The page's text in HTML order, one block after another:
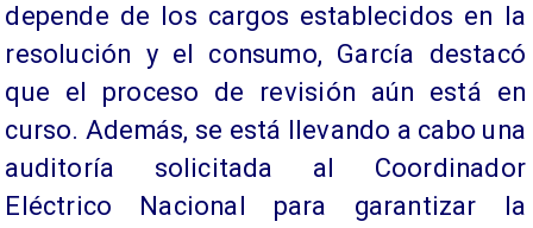
depende de los cargos establecidos en la
resolución y el consumo, García destacó
que el proceso de revisión aún está en
curso. Además, se está llevando a cabo una
auditoría solicitada al Coordinador
Eléctrico Nacional para garantizar la